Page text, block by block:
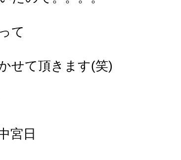
て
せて頂きます(笑)
宮日